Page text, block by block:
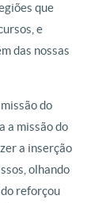
que
e
das nossas
do
a missão do
a inserção
olhando
reforçou